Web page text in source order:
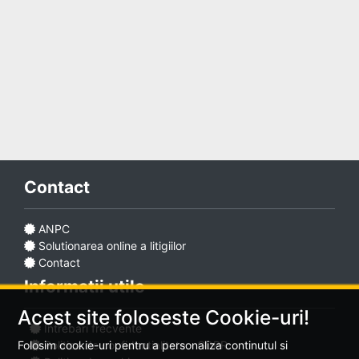
Favorite
Ajutor
Contact
ANPC
Solutionarea online a litigiilor
Contact
Informatii utile
Intrebari frecvente
Politica de confidentialitate - GDPR
Acest site foloseste Cookie-uri!
Folosim cookie-uri pentru a personaliza continutul si